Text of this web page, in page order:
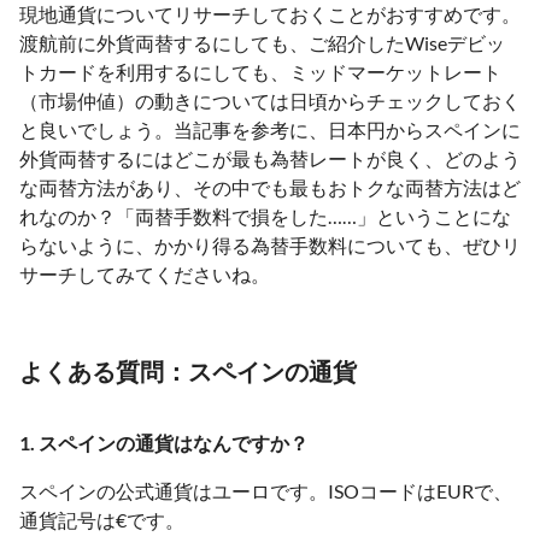
現地通貨についてリサーチしておくことがおすすめです。
渡航前に外貨両替するにしても、ご紹介したWiseデビッ
トカードを利用するにしても、ミッドマーケットレート
（市場仲値）の動きについては日頃からチェックしておく
と良いでしょう。当記事を参考に、日本円からスペインに
外貨両替するにはどこが最も為替レートが良く、どのよう
な両替方法があり、その中でも最もおトクな両替方法はど
れなのか？「両替手数料で損をした……」ということにな
らないように、かかり得る為替手数料についても、ぜひリ
サーチしてみてくださいね。
よくある質問：スペインの通貨
1. スペインの通貨はなんですか？
スペインの公式通貨はユーロです。ISOコードはEURで、
通貨記号は€です。